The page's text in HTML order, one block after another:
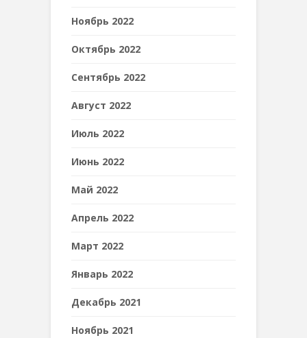
Ноябрь 2022
Октябрь 2022
Сентябрь 2022
Август 2022
Июль 2022
Июнь 2022
Май 2022
Апрель 2022
Март 2022
Январь 2022
Декабрь 2021
Ноябрь 2021